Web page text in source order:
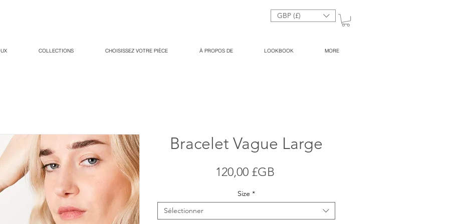
GBP (£)
COLLECTIONS CHOISISSEZ VOTRE PIÈCE À PROPOS DE LOOKBOOK MORE
Bracelet Vague Large
120,00 £GB
Size *
Sélectionner